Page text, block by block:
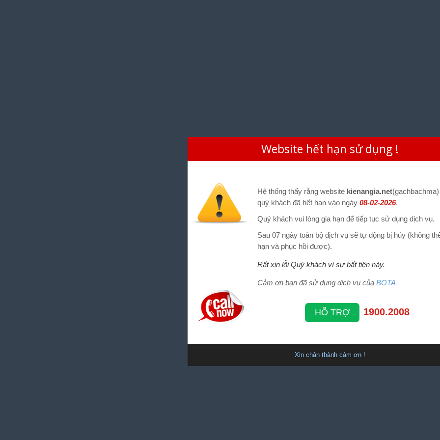
Website hết hạn sử dụng !
Hệ thống thấy rằng website kienangia.net
quý khách đã hết hạn vào ngày 08-02-2026.
Quý khách vui lòng gia hạn để tiếp tục sử dụng dịch vụ.
Sau 07 ngày toàn bộ dịch vụ sẽ tự động bị hủy (không
hạn và phục hồi được).
Rất xin lỗi Quý khách vì sự bất tiện này.
Cảm ơn bạn đã sử dụng dịch vụ của BOTA
HỖ TRỢ 1900.2008
Xin chân thành cảm ơn !